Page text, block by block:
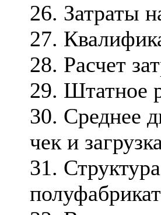
26. Затраты
27.
28. Расчет
29. Штатное
30. Среднее
чек и
31.